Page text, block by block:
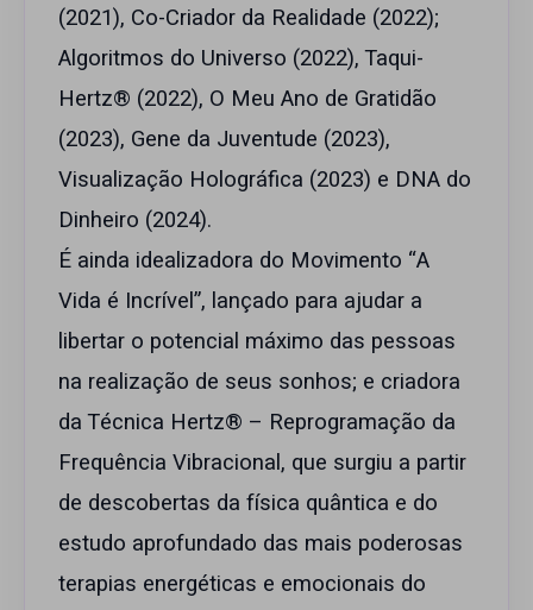
(2021), Co-Criador da Realidade (2022);
Algoritmos do Universo (2022), Taqui-
Hertz® (2022), O Meu Ano de Gratidão
(2023), Gene da Juventude (2023),
Visualização Holográfica (2023) e DNA do
Dinheiro (2024).
É ainda idealizadora do Movimento “A
Vida é Incrível”, lançado para ajudar a
libertar o potencial máximo das pessoas
na realização de seus sonhos; e criadora
da Técnica Hertz® – Reprogramação da
Frequência Vibracional, que surgiu a partir
de descobertas da física quântica e do
estudo aprofundado das mais poderosas
terapias energéticas e emocionais do